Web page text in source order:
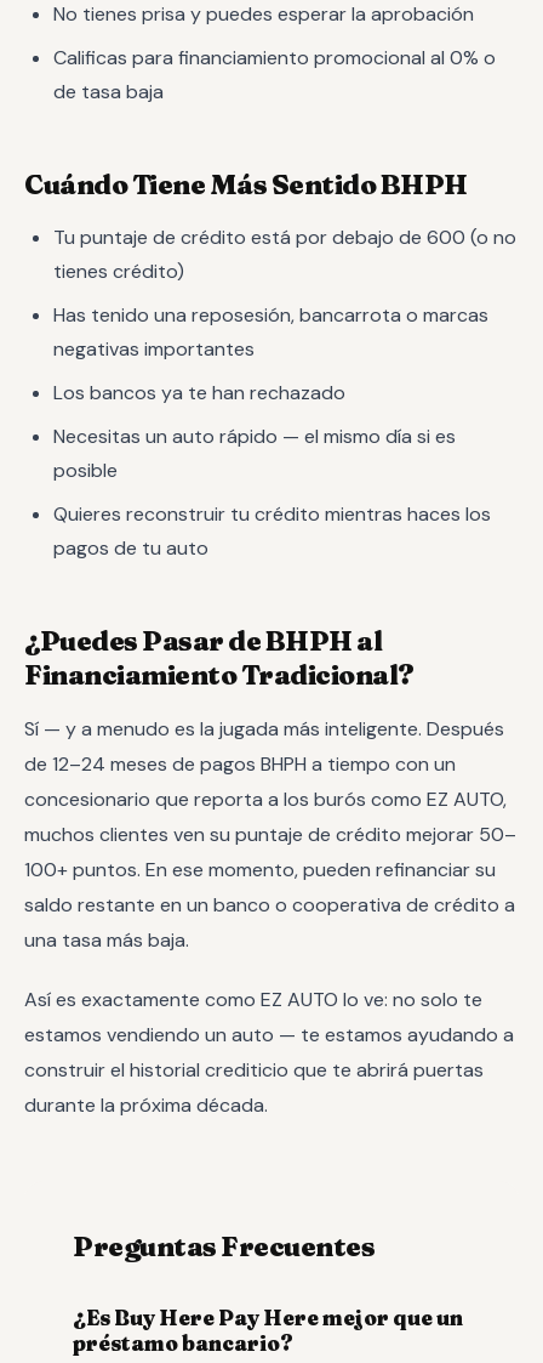
No tienes prisa y puedes esperar la aprobación
Calificas para financiamiento promocional al 0% o
de tasa baja
Cuándo Tiene Más Sentido BHPH
Tu puntaje de crédito está por debajo de 600 (o no
tienes crédito)
Has tenido una reposesión, bancarrota o marcas
negativas importantes
Los bancos ya te han rechazado
Necesitas un auto rápido — el mismo día si es
posible
Quieres reconstruir tu crédito mientras haces los
pagos de tu auto
¿Puedes Pasar de BHPH al
Financiamiento Tradicional?
Sí — y a menudo es la jugada más inteligente. Después
de 12–24 meses de pagos BHPH a tiempo con un
concesionario que reporta a los burós como EZ AUTO,
muchos clientes ven su puntaje de crédito mejorar 50–
100+ puntos. En ese momento, pueden refinanciar su
saldo restante en un banco o cooperativa de crédito a
una tasa más baja.
Así es exactamente como EZ AUTO lo ve: no solo te
estamos vendiendo un auto — te estamos ayudando a
construir el historial crediticio que te abrirá puertas
durante la próxima década.
Preguntas Frecuentes
¿Es Buy Here Pay Here mejor que un
préstamo bancario?